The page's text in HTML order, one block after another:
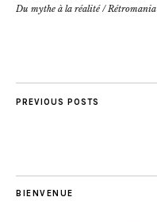
Du mythe à la réalité/Rétromania
PREVIOUS POSTS
BIENVENUE